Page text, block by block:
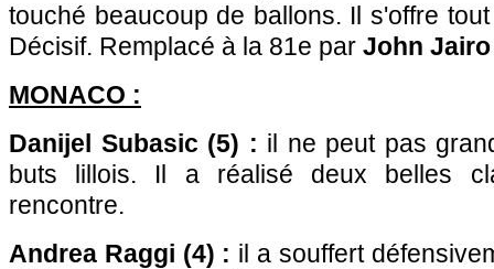
touché beaucoup de ballons. Il s'offre
Décisif. Remplacé à la 81e par John
MONACO :
Danijel Subasic (5) : il ne peut pas
buts lillois. Il a réalisé deux belles
rencontre.
Andrea Raggi (4) : il a souffert